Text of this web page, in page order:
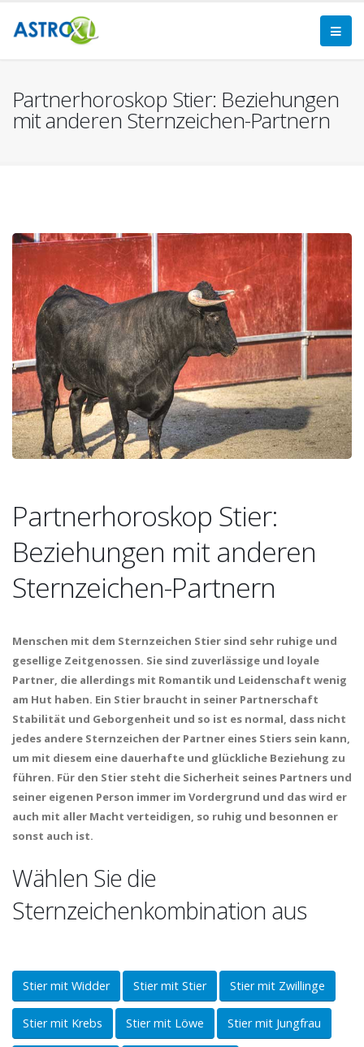
Partnerhoroskop Stier: Beziehungen
mit anderen Sternzeichen-Partnern
Partnerhoroskop Stier:
Beziehungen mit anderen
Sternzeichen-Partnern
Menschen mit dem Sternzeichen Stier sind sehr ruhige und
gesellige Zeitgenossen. Sie sind zuverlässige und loyale
Partner, die allerdings mit Romantik und Leidenschaft wenig
am Hut haben. Ein Stier braucht in seiner Partnerschaft
Stabilität und Geborgenheit und so ist es normal, dass nicht
jedes andere Sternzeichen der Partner eines Stiers sein kann,
um mit diesem eine dauerhafte und glückliche Beziehung zu
führen. Für den Stier steht die Sicherheit seines Partners und
seiner eigenen Person immer im Vordergrund und das wird er
auch mit aller Macht verteidigen, so ruhig und besonnen er
sonst auch ist.
Wählen Sie die
Sternzeichenkombination aus
Stier mit Widder Stier mit Stier Stier mit Zwillinge
Stier mit Krebs Stier mit Löwe Stier mit Jungfrau